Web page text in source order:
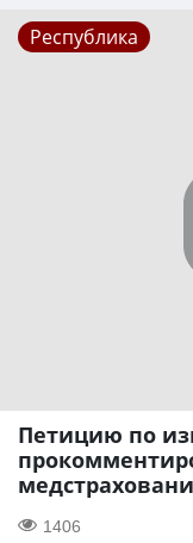
Республика
Петицию по
1406